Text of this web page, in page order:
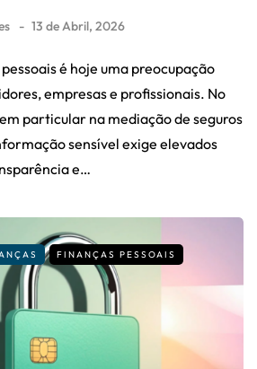
13 de Abril, 2026
é hoje uma preocupação
empresas e profissionais. No
particular na mediação de seguros
sensível exige elevados
e…
FINANÇAS PESSOAIS